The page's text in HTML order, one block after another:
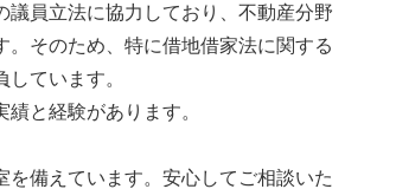
員立法に協力しており、不動産分野
そのため、特に借地借家法に関する
ています。
と経験があります。
備えています。安心してご相談いた